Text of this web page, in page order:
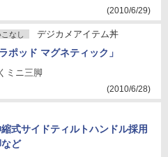
(2010/6/29)
なし デジカメアイテム丼
ポッド マグネティック」
ミニ三脚
(2010/6/28)
式サイドティルトハンドル採用
ど